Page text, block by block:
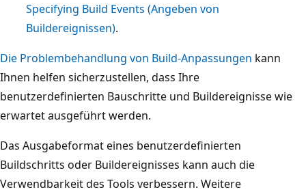
Specifying Build Events (Angeben von
Buildereignissen).
Die Problembehandlung von Build-Anpassungen kann
Ihnen helfen sicherzustellen, dass Ihre
benutzerdefinierten Bauschritte und Buildereignisse wie
erwartet ausgeführt werden.
Das Ausgabeformat eines benutzerdefinierten
Buildschritts oder Buildereignisses kann auch die
Verwendbarkeit des Tools verbessern. Weitere